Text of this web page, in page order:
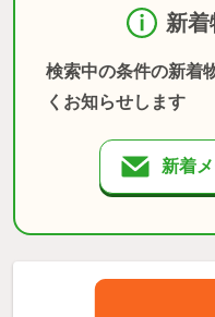
新着
検索中の条件の新着
くお知らせします
新着